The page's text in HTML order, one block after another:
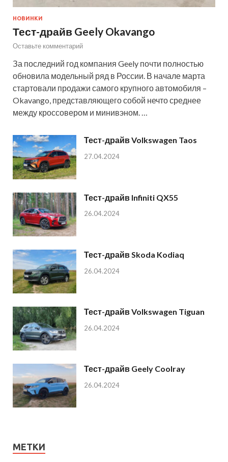
НОВИНКИ
Тест-драйв Geely Okavango
Оставьте комментарий
За последний год компания Geely почти полностью
обновила модельный ряд в России. В начале марта
стартовали продажи самого крупного автомобиля –
Okavango, представляющего собой нечто среднее
между кроссовером и минивэном. …
Тест-драйв Volkswagen Taos
27.04.2024
Тест-драйв Infiniti QX55
26.04.2024
Тест-драйв Skoda Kodiaq
26.04.2024
Тест-драйв Volkswagen Tiguan
26.04.2024
Тест-драйв Geely Coolray
26.04.2024
МЕТКИ